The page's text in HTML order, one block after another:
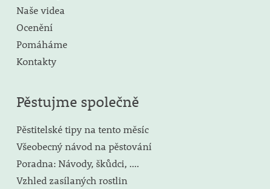
Naše videa
Ocenění
Pomáháme
Kontakty
Pěstujme společně
Pěstitelské tipy na tento měsíc
Všeobecný návod na pěstování
Poradna: Návody, škůdci, ....
Vzhled zasílaných rostlin